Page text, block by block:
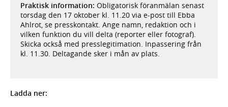
Praktisk information: Obligatorisk föranmälan senast
torsdag den 17 oktober kl. 11.20 via e-post till Ebba
Ahlrot, se presskontakt. Ange namn, redaktion och i
vilken funktion du vill delta (reporter eller fotograf).
Skicka också med presslegitimation. Inpassering från
kl. 11.30. Deltagande sker i mån av plats.
Ladda ner: